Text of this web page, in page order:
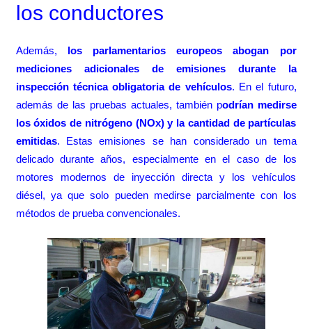
los conductores
Además, los parlamentarios europeos abogan por
mediciones adicionales de emisiones durante la
inspección técnica obligatoria de vehículos. En el futuro,
además de las pruebas actuales, también podrían medirse
los óxidos de nitrógeno (NOx) y la cantidad de partículas
emitidas. Estas emisiones se han considerado un tema
delicado durante años, especialmente en el caso de los
motores modernos de inyección directa y los vehículos
diésel, ya que solo pueden medirse parcialmente con los
métodos de prueba convencionales.